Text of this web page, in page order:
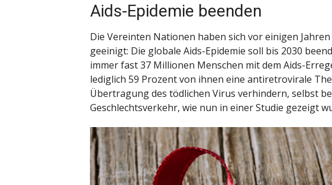
Aids-Epidemie beenden
Die Vereinten Nationen haben sich vor einigen
geeinigt: Die globale Aids-Epidemie soll bis 2030
immer fast 37 Millionen Menschen mit dem Aids-
lediglich 59 Prozent von ihnen eine antiretrovirale
Übertragung des tödlichen Virus verhindern, selbst
Geschlechtsverkehr, wie nun in einer Studie gezeigt